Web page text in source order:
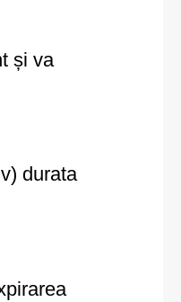
și va
durata